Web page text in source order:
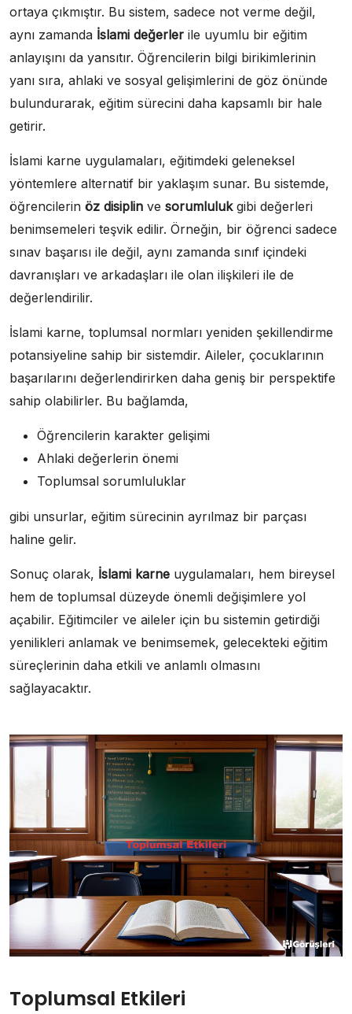
ortaya çıkmıştır. Bu sistem, sadece not verme değil,
aynı zamanda İslami değerler ile uyumlu bir eğitim
anlayışını da yansıtır. Öğrencilerin bilgi birikimlerinin
yanı sıra, ahlaki ve sosyal gelişimlerini de göz önünde
bulundurarak, eğitim sürecini daha kapsamlı bir hale
getirir.
İslami karne uygulamaları, eğitimdeki geleneksel
yöntemlere alternatif bir yaklaşım sunar. Bu sistemde,
öğrencilerin öz disiplin ve sorumlulukgibi değerleri
benimsemeleri teşvik edilir. Örneğin, bir öğrenci sadece
sınav başarısı ile değil, aynı zamanda sınıf içindeki
davranışları ve arkadaşları ile olan ilişkileri ile de
değerlendirilir.
İslami karne, toplumsal normları yeniden şekillendirme
potansiyeline sahip bir sistemdir. Aileler, çocuklarının
başarılarını değerlendirirken daha geniş bir perspektife
sahip olabilirler. Bu bağlamda,
Öğrencilerin karakter gelişimi
Ahlaki değerlerin önemi
Toplumsal sorumluluklar
gibi unsurlar, eğitim sürecinin ayrılmaz bir parçası
haline gelir.
Sonuç olarak, İslami karne uygulamaları, hem bireysel
hem de toplumsal düzeyde önemli değişimlere yol
açabilir. Eğitimciler ve aileler için bu sistemin getirdiği
yenilikleri anlamak ve benimsemek, gelecekteki eğitim
süreçlerinin daha etkili ve anlamlı olmasını
sağlayacaktır.
Toplumsal Etkileri